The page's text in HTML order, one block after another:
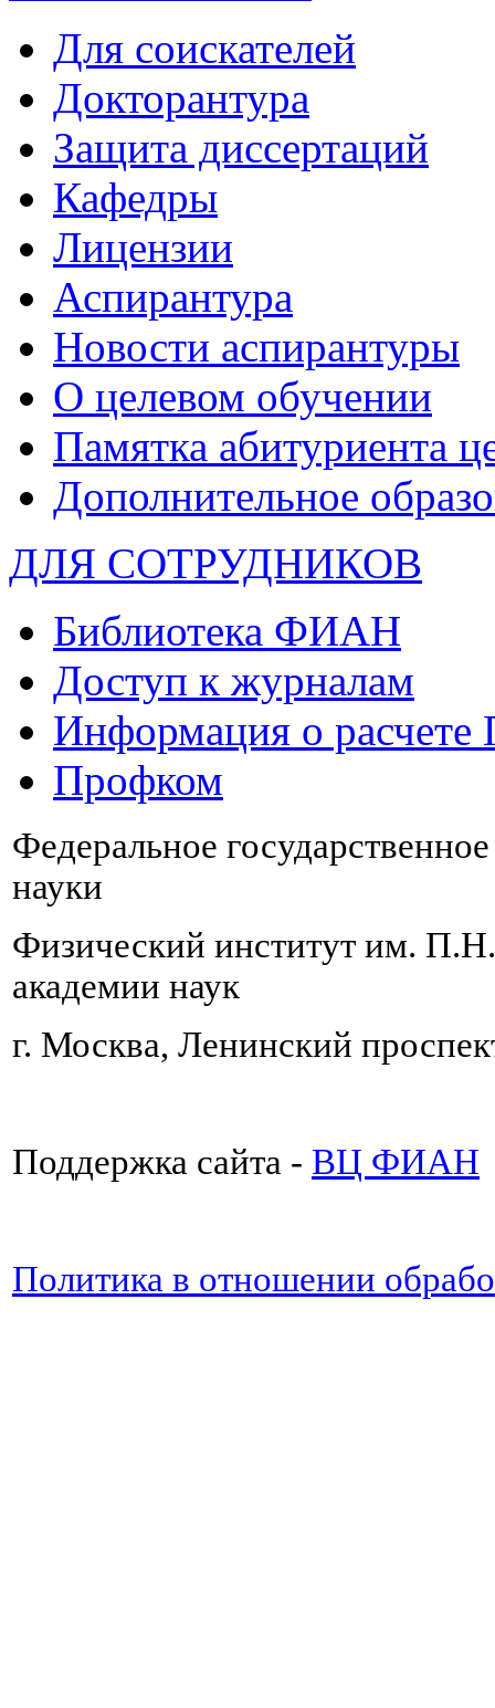
Для соискателей
Докторантура
Защита диссертаций
Кафедры
Лицензии
Аспирантура
Новости аспирантуры
О целевом обучении
Памятка абитуриента
Дополнительное
ДЛЯ СОТРУДНИКОВ
Библиотека ФИАН
Доступ к журналам
Информация о
Профком
Федеральное
науки
Физический институт им.
академии наук
г. Москва, Ленинский
Поддержка сайта - ВЦ ФИАН
Политика в отношении